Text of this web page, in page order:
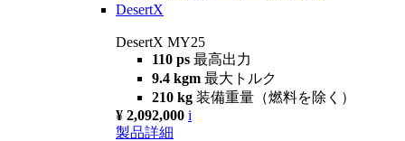
DesertX
DesertX MY25
110 ps 最高出力
9.4 kgm 最大トルク
210 kg 装備重量（燃料を除く）
¥ 2,092,000 i
製品詳細